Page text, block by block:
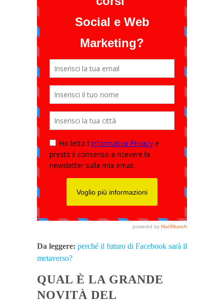
Da leggere: perché il futuro di Facebook sarà il
metaverso?
QUAL È LA GRANDE
NOVITÀ DEL